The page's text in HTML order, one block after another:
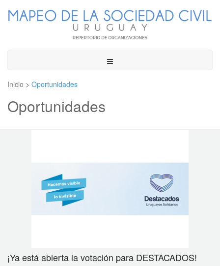
Toggle
Inicio > Oportunidades
Oportunidades
¡Ya está abierta la votación para DESTACADOS!